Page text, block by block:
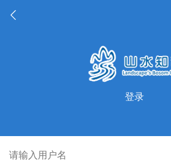
登录